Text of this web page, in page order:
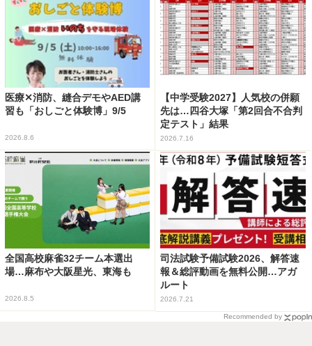
医療✕消防、縫合デモやAED講
習も「おしごと体験博」9/5
2026.8.6
【中学受験2027】人気校の併願
先は…四谷大塚「第2回合不合判
定テスト」結果
2026.7.16
全国高校麻雀32チーム本選出
場…麻布や大阪星光、東海も
2026.8.5
司法試験予備試験2026、解答速
報＆総評動画を無料公開…アガ
ルート
2026.7.21
Recommended by